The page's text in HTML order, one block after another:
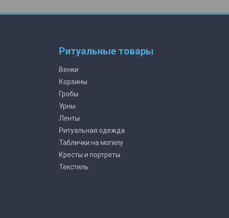
Ритуальные товары
Венки
Корзины
Гробы
Урны
Ленты
Ритуальная одежда
Таблички на могилу
Кресты и портреты
Текстиль